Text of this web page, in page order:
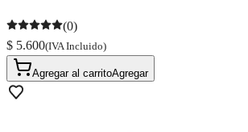
(0)
$ 5.600(IVA Incluido)
Agregar al carritoAgregar